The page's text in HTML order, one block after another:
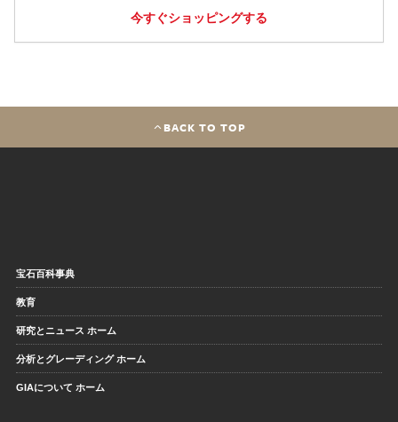
今すぐショッピングする
BACK TO TOP
宝石百科事典
教育
研究とニュース ホーム
分析とグレーディング ホーム
GIAについて ホーム